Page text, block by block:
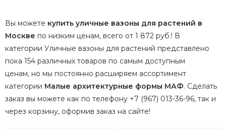
Вы можете купить уличные вазоны для растений в
Москве по низким ценам, всего от 1 872 руб.! В
категории Уличные вазоны для растений представлено
пока 154 различных товаров по самым доступным
ценам, но мы постоянно расширяем ассортимент
категории Малые архитектурные формы МАФ. Сделать
заказ вы можете как по телефону +7 (967) 013-36-96, так и
через корзину, оформив заказ на сайте!